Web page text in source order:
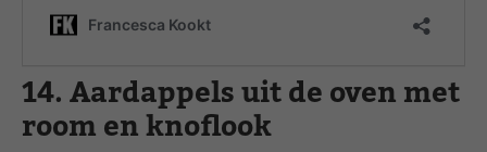
14. Aardappels uit de oven met
room en knoflook